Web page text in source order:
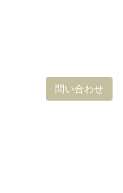
問い合わせ